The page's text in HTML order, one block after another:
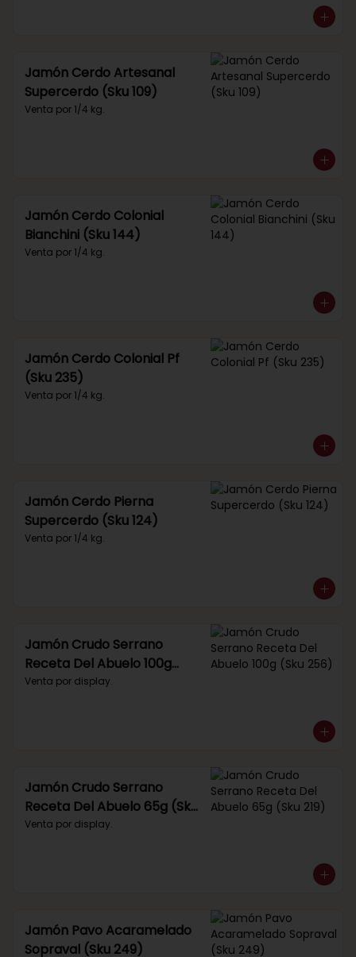
Jamón Cerdo Artesanal
Supercerdo (Sku 109)
Venta por 1/4 kg.
Jamón Cerdo Colonial
Bianchini (Sku 144)
Venta por 1/4 kg.
Jamón Cerdo Colonial Pf
(Sku 235)
Venta por 1/4 kg.
Jamón Cerdo Pierna
Supercerdo (Sku 124)
Venta por 1/4 kg.
Jamón Crudo Serrano
Receta Del Abuelo 100g
(Sku 256)
Venta por display.
Jamón Crudo Serrano
Receta Del Abuelo 65g (Sku
219)
Venta por display.
Jamón Pavo Acaramelado
Sopraval (Sku 249)